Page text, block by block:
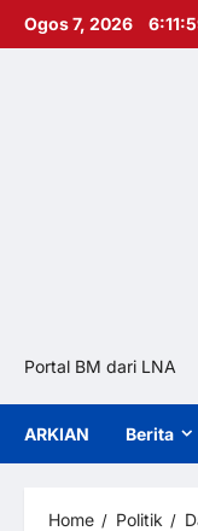
Skip
Ogos 7, 2026
Portal BM dari LNA
ARKIAN Berita
Home Politik